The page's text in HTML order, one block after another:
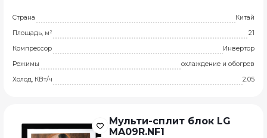
Страна
Китай
Площадь, м²
21
Компрессор
Инвертор
Режимы
охлаждение и обогрев
Холод, КВт/ч
2.05
Мульти-сплит блок LG
MA09R.NF1